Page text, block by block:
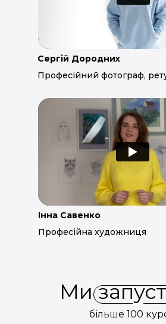
Сергій Дородних
Професійний фотограф,
Інна Савенко
Професійна художниця
Ми
більше 100